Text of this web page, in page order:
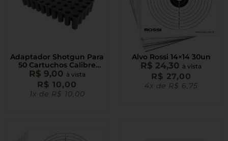
Adaptador Shotgun Para
50 Cartuchos Calibre
22LR Fumê
R$ 9,00 à vista
R$ 10,00
1x de R$ 10,00
Alvo Rossi 14×14 30un
R$ 24,30 à vista
R$ 27,00
4x de R$ 6,75